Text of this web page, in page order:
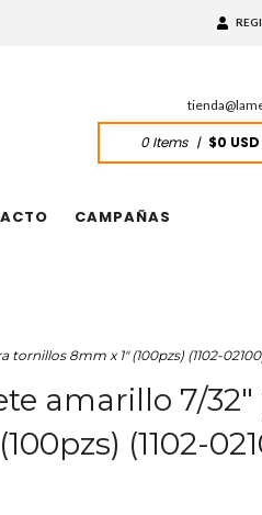
0Items | $0 USD
CAMPAÑAS
8mm x 1" (100pzs) (1102-
amarillo 7/32"
(1102-